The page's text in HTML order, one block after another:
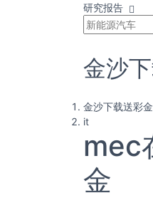
研究报告
金沙
金沙下载送彩
it
mec
金